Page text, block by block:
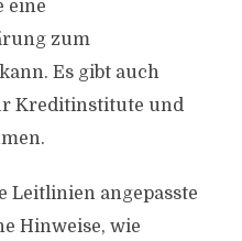
eine
zum
Es gibt auch
Kreditinstitute und
Leitlinien angepasste
Hinweise, wie